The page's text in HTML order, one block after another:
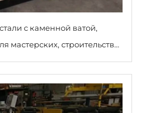
с каменной ватой,
мастерских, строительства
камер, отелей